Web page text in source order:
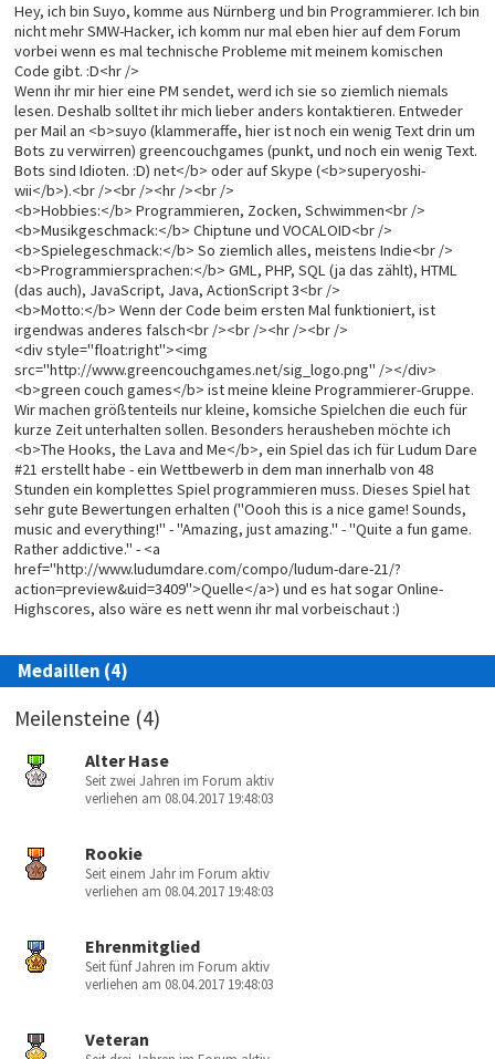
Hey, ich bin Suyo, komme aus Nürnberg und bin Programmierer. Ich bin
nicht mehr SMW-Hacker, ich komm nur mal eben hier auf dem Forum
vorbei wenn es mal technische Probleme mit meinem komischen
Code gibt. :D<hr />
Wenn ihr mir hier eine PM sendet, werd ich sie so ziemlich niemals
lesen. Deshalb solltet ihr mich lieber anders kontaktieren. Entweder
per Mail an <b>suyo (klammeraffe, hier ist noch ein wenig Text drin um
Bots zu verwirren) greencouchgames (punkt, und noch ein wenig Text.
Bots sind Idioten. :D) net</b> oder auf Skype (<b>superyoshi-
wii</b>).<br /><br /><hr /><br />
<b>Hobbies:</b> Programmieren, Zocken, Schwimmen<br />
<b>Musikgeschmack:</b> Chiptune und VOCALOID<br />
<b>Spielegeschmack:</b> So ziemlich alles, meistens Indie<br />
<b>Programmiersprachen:</b> GML, PHP, SQL (ja das zählt), HTML
(das auch), JavaScript, Java, ActionScript 3<br />
<b>Motto:</b> Wenn der Code beim ersten Mal funktioniert, ist
irgendwas anderes falsch<br /><br /><hr /><br />
<div style="float:right"><img
src="http://www.greencouchgames.net/sig_logo.png" /></div>
<b>green couch games</b> ist meine kleine Programmierer-Gruppe.
Wir machen größtenteils nur kleine, komsiche Spielchen die euch für
kurze Zeit unterhalten sollen. Besonders herausheben möchte ich
<b>The Hooks, the Lava and Me</b>, ein Spiel das ich für Ludum Dare
#21 erstellt habe - ein Wettbewerb in dem man innerhalb von 48
Stunden ein komplettes Spiel programmieren muss. Dieses Spiel hat
sehr gute Bewertungen erhalten ("Oooh this is a nice game! Sounds,
music and everything!" - "Amazing, just amazing." - "Quite a fun game.
Rather addictive." - <a
href="http://www.ludumdare.com/compo/ludum-dare-21/?
action=preview&uid=3409">Quelle</a>) und es hat sogar Online-
Highscores, also wäre es nett wenn ihr mal vorbeischaut :)
Medaillen (4)
Meilensteine (4)
Alter Hase
Seit zwei Jahren im Forum aktiv
verliehen am 08.04.2017 19:48:03
Rookie
Seit einem Jahr im Forum aktiv
verliehen am 08.04.2017 19:48:03
Ehrenmitglied
Seit fünf Jahren im Forum aktiv
verliehen am 08.04.2017 19:48:03
Veteran